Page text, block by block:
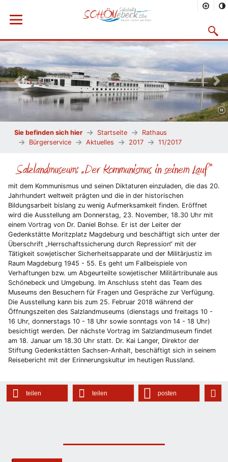
Menü öffnen
Vorheriges Bild
Sie befinden sich hier Startseite
Rathaus
Bürgerservice
Aktuelles 2017 11/2017
Salzlandmuseum: „Der Kommunismus in seinem Lauf“
mit dem Kommunismus und seinen Diktaturen einzuladen, die das 20.
Jahrhundert weltweit prägten und die in der historischen
Bildungsarbeit bislang zu wenig Aufmerksamkeit finden. Eröffnet
wird die Ausstellung am Donnerstag, 23. November, 18.30 Uhr mit
einem Vortrag von Dr. Daniel Bohse. Er ist der Leiter der
Gedenkstätte Moritzplatz Magdeburg und beschäftigt sich unter der
Überschrift „Herrschaftssicherung durch Repression“ mit der
Tätigkeit sowjetischer Sicherheitsapparate und der Militärjustiz im
Raum Magdeburg 1945 - 55. Es geht um Fallbeispiele von
Verhaftungen bzw. um Abgeurteilte sowjetischer Militärtribunale aus
Schönebeck und Umgebung. Im Anschluss steht das Team des
Museums den Besuchern für Fragen und Gespräche zur Verfügung.
Die Ausstellung kann bis zum 25. Februar 2018 während der
Öffnungszeiten des Salzlandmuseums (dienstags und freitags 10 -
16 Uhr, donnerstags 10 - 18 Uhr sowie sonntags von 14 - 18 Uhr)
besichtigt werden. Der nächste Vortrag im Salzlandmuseum findet
am 18. Januar um 18.30 Uhr statt. Dr. Kai Langer, Direktor der
Stiftung Gedenkstätten Sachsen-Anhalt, beschäftigt sich in seinem
Reisebericht mit der Erinnerungskultur im heutigen Russland.
teilen teilen posten